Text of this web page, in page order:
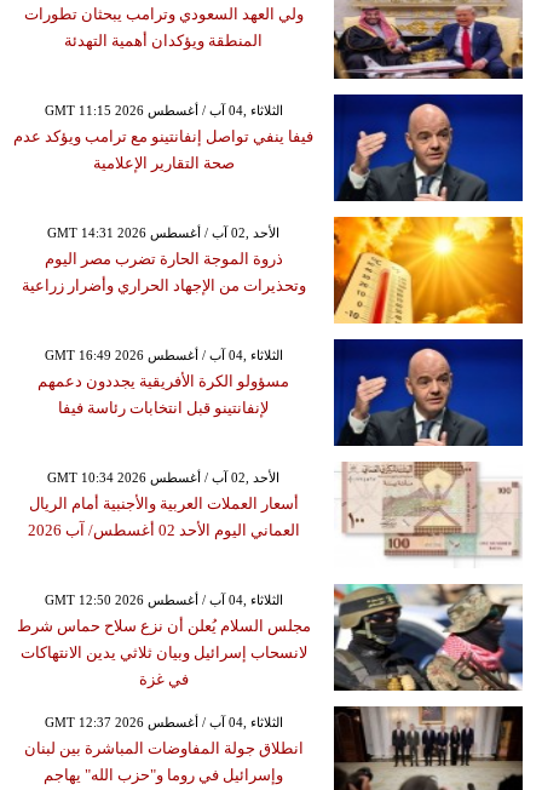
ولي العهد السعودي وترامب يبحثان تطورات
المنطقة ويؤكدان أهمية التهدئة
GMT 11:15 2026 الثلاثاء ,04 آب / أغسطس
فيفا ينفي تواصل إنفانتينو مع ترامب ويؤكد عدم
صحة التقارير الإعلامية
GMT 14:31 2026 الأحد ,02 آب / أغسطس
ذروة الموجة الحارة تضرب مصر اليوم
وتحذيرات من الإجهاد الحراري وأضرار زراعية
GMT 16:49 2026 الثلاثاء ,04 آب / أغسطس
مسؤولو الكرة الأفريقية يجددون دعمهم
لإنفانتينو قبل انتخابات رئاسة فيفا
GMT 10:34 2026 الأحد ,02 آب / أغسطس
أسعار العملات العربية والأجنبية أمام الريال
العماني اليوم الأحد 02 أغسطس/ آب 2026
GMT 12:50 2026 الثلاثاء ,04 آب / أغسطس
مجلس السلام يُعلن أن نزع سلاح حماس شرط
لانسحاب إسرائيل وبيان ثلاثي يدين الانتهاكات
في غزة
GMT 12:37 2026 الثلاثاء ,04 آب / أغسطس
انطلاق جولة المفاوضات المباشرة بين لبنان
وإسرائيل في روما و"حزب الله" يهاجم